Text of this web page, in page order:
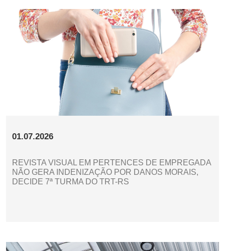
01.07.2026
REVISTA VISUAL EM PERTENCES DE EMPREGADA
NÃO GERA INDENIZAÇÃO POR DANOS MORAIS,
DECIDE 7ª TURMA DO TRT-RS